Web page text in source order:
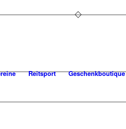
Reitsport Geschenkboutique